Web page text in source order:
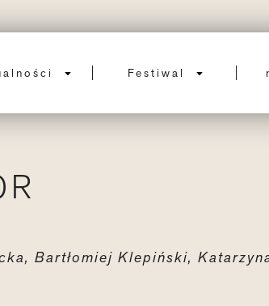
Festiwal
Bartłomiej Klepiński,